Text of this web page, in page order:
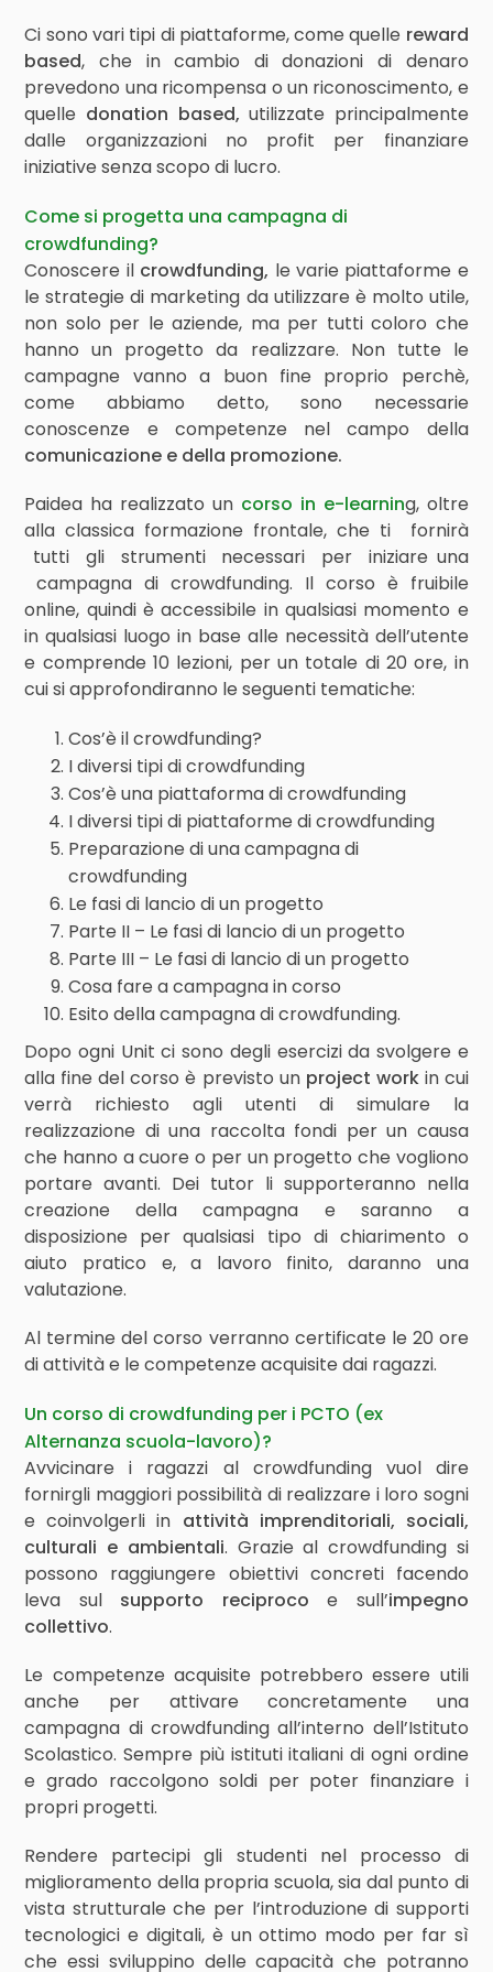
Ci sono vari tipi di piattaforme, come quelle reward
based, che in cambio di donazioni di denaro
prevedono una ricompensa o un riconoscimento, e
quelle donation based, utilizzate principalmente
dalle organizzazioni no profit per finanziare
iniziative senza scopo di lucro.
Come si progetta una campagna di
crowdfunding?
Conoscere il crowdfunding, le varie piattaforme e
le strategie di marketing da utilizzare è molto utile,
non solo per le aziende, ma per tutti coloro che
hanno un progetto da realizzare. Non tutte le
campagne vanno a buon fine proprio perchè,
come abbiamo detto, sono necessarie
conoscenze e competenze nel campo della
comunicazione e della promozione.
Paidea ha realizzato un corso in e-learning, oltre
alla classica formazione frontale, che ti fornirà
tutti gli strumenti necessari per iniziare una
campagna di crowdfunding. Il corso è fruibile
online, quindi è accessibile in qualsiasi momento e
in qualsiasi luogo in base alle necessità dell’utente
e comprende 10 lezioni, per un totale di 20 ore, in
cui si approfondiranno le seguenti tematiche:
Cos’è il crowdfunding?
I diversi tipi di crowdfunding
Cos’è una piattaforma di crowdfunding
I diversi tipi di piattaforme di crowdfunding
Preparazione di una campagna di
crowdfunding
Le fasi di lancio di un progetto
Parte II – Le fasi di lancio di un progetto
Parte III – Le fasi di lancio di un progetto
Cosa fare a campagna in corso
Esito della campagna di crowdfunding.
Dopo ogni Unit ci sono degli esercizi da svolgere e
alla fine del corso è previsto un project workin cui
verrà richiesto agli utenti di simulare la
realizzazione di una raccolta fondi per un causa
che hanno a cuore o per un progetto che vogliono
portare avanti. Dei tutor li supporteranno nella
creazione della campagna e saranno a
disposizione per qualsiasi tipo di chiarimento o
aiuto pratico e, a lavoro finito, daranno una
valutazione.
Al termine del corso verranno certificate le 20 ore
di attività e le competenze acquisite dai ragazzi.
Un corso di crowdfunding per i PCTO (ex
Alternanza scuola-lavoro)?
Avvicinare i ragazzi al crowdfunding vuol dire
fornirgli maggiori possibilità di realizzare i loro sogni
e coinvolgerli in attività imprenditoriali, sociali,
culturali e ambientali. Grazie al crowdfunding si
possono raggiungere obiettivi concreti facendo
leva sul supporto reciproco e sull’impegno
collettivo.
Le competenze acquisite potrebbero essere utili
anche per attivare concretamente una
campagna di crowdfunding all’interno dell’Istituto
Scolastico. Sempre più istituti italiani di ogni ordine
e grado raccolgono soldi per poter finanziare i
propri progetti.
Rendere partecipi gli studenti nel processo di
miglioramento della propria scuola, sia dal punto di
vista strutturale che per l’introduzione di supporti
tecnologici e digitali, è un ottimo modo per far sì
che essi sviluppino delle capacità che potranno